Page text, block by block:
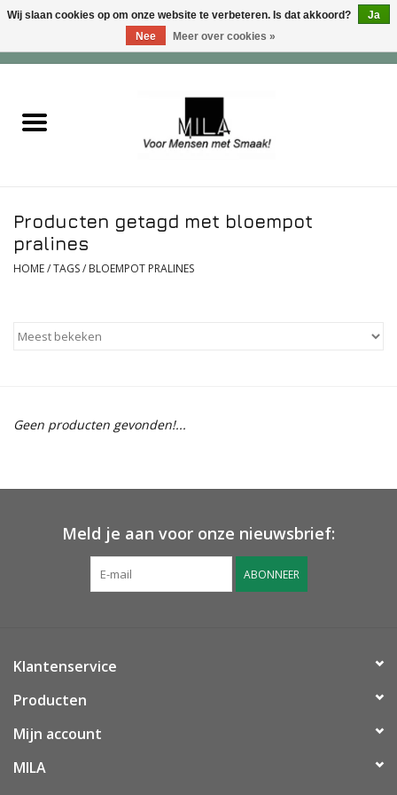
Zoet
Verwenfeesten
Roomijs & gebak
OUTLET ! Geboorte,
MOEDERDAG 2026
Producten getagd met bloempot
pralines
HOME/TAGS/ BLOEMPOT PRALINES
Geen producten gevonden!...
Meld je aan voor onze nieuwsbrief:
ABONNEER
Klantenservice
Producten
Mijn account
MILA
Wij slaan cookies op om onze website te verbeteren. Is dat akkoord?
Ja
Nee
Meer over cookies »